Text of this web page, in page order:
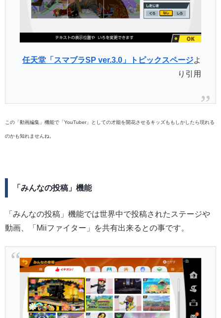
任天堂「スマブラSP ver.3.0」トピックスページよ
り引用
この「動画編集」機能で「YouTuber」としての才能を開花させるキッズももしかしたら現れる
のかも知れませんね。
「みんなの投稿」機能
「みんなの投稿」機能では世界中で投稿されたステージや
動画、「Miiファイター」を共有出来るとの事です。